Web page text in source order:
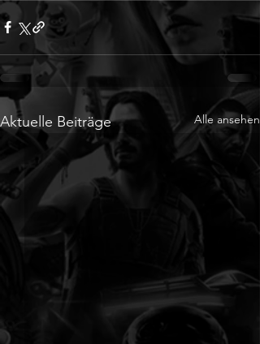
Aktuelle Beiträge Alle ansehen